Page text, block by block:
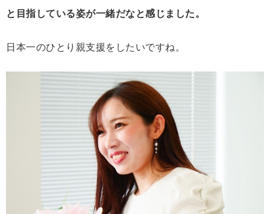
と目指している姿が一緒だなと感じました。
日本一のひとり親支援をしたいですね。